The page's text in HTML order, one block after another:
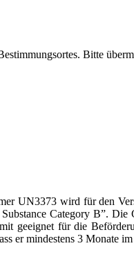
Bitte
UN3373 wird für den
Category B”.
für die
er mindestens 3 Monate